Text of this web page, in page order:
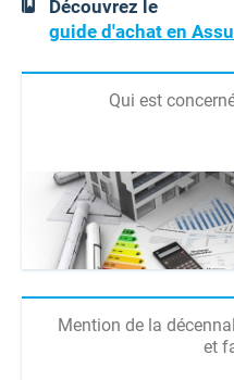
Découvrez le
guide d'achat en
Qui est
Mention de la
et